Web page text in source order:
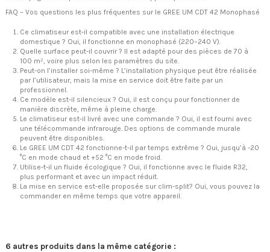
FAQ – Vos questions les plus fréquentes sur le GREE UM CDT 42 Monophasé
Ce climatiseur est-il compatible avec une installation électrique
domestique ? Oui, il fonctionne en monophasé (220–240 V).
Quelle surface peut-il couvrir ? Il est adapté pour des pièces de 70 à
100 m², voire plus selon les paramètres du site.
Peut-on l’installer soi-même ? L’installation physique peut être réalisée
par l’utilisateur, mais la mise en service doit être faite par un
professionnel.
Ce modèle est-il silencieux ? Oui, il est conçu pour fonctionner de
manière discrète, même à pleine charge.
Le climatiseur est-il livré avec une commande ? Oui, il est fourni avec
une télécommande infrarouge. Des options de commande murale
peuvent être disponibles.
Le GREE UM CDT 42 fonctionne-t-il par temps extrême ? Oui, jusqu’à -20
°C en mode chaud et +52 °C en mode froid.
Utilise-t-il un fluide écologique ? Oui, il fonctionne avec le fluide R32,
plus performant et avec un impact réduit.
La mise en service est-elle proposée sur clim-split? Oui, vous pouvez la
commander en même temps que votre appareil.
6 autres produits dans la même catégorie :